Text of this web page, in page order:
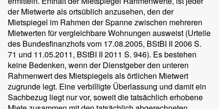
der Mietwerte als ortsüblich anzusehen, den der
Mietspiegel im Rahmen der Spanne zwischen mehreren
Mietwerten für vergleichbare Wohnungen ausweist (Urteile
des Bundesfinanzhofs vom 17.08.2005, BStBI II 2006 S.
71 und 11.05.2011, BStBI II 2011 S. 946). Es bestehen
keine Bedenken, wenn der Dienstgeber den unteren
Rahmenwert des Mietspiegels als örtlichen Mietwert
zugrunde legt. Eine verbilligte Überlassung und damit ein
Sachbezug liegt nur vor, soweit die tatsächlich erhobene